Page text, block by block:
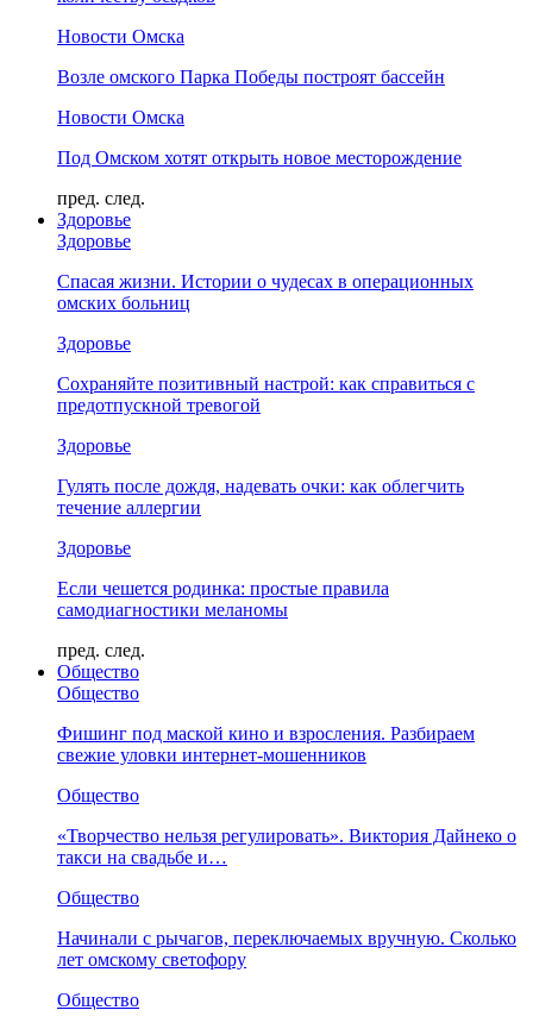
Новости Омска
Возле омского Парка Победы построят бассейн
Новости Омска
Под Омском хотят открыть новое месторождение
пред. след.
Здоровье
Здоровье
Спасая жизни. Истории о чудесах в операционных
омских больниц
Здоровье
Сохраняйте позитивный настрой: как справиться с
предотпускной тревогой
Здоровье
Гулять после дождя, надевать очки: как облегчить
течение аллергии
Здоровье
Если чешется родинка: простые правила
самодиагностики меланомы
пред. след.
Общество
Общество
Фишинг под маской кино и взросления. Разбираем
свежие уловки интернет-мошенников
Общество
«Творчество нельзя регулировать». Виктория Дайнеко о
такси на свадьбе и…
Общество
Начинали с рычагов, переключаемых вручную. Сколько
лет омскому светофору
Общество